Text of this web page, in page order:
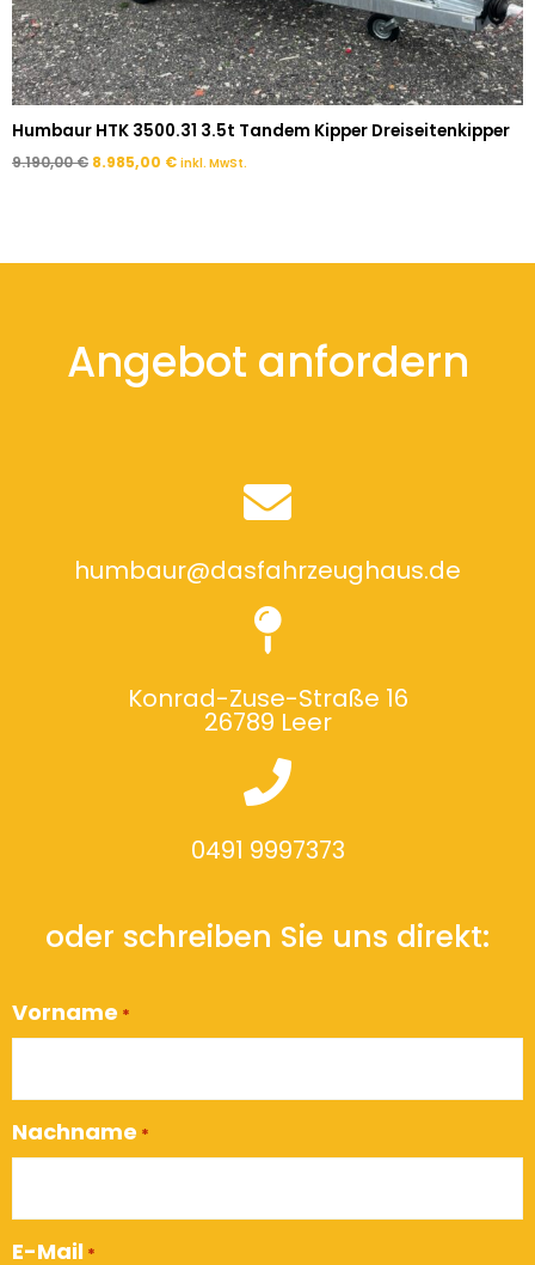
Humbaur HTK 3500.31 3.5t Tandem Kipper Dreiseitenkipper
9.190,00€ 8.985,00 € inkl. MwSt.
Angebot anfordern
humbaur@dasfahrzeughaus.de
Konrad-Zuse-Straße 16
26789 Leer
0491 9997373
oder schreiben Sie uns direkt:
Vorname *
Nachname *
E-Mail *